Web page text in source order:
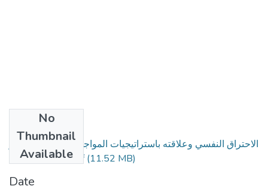
No
Thumbnail
Available
الاحتراق النفسي وعلاقته باستراتيجيات المواجهة والدافعية للإنجاز
لدى الممرضين..pdf(11.52 MB)
Date